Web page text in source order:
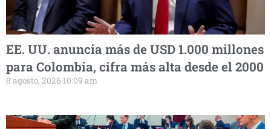
EE. UU. anuncia más de USD 1.000 millones
para Colombia, cifra más alta desde el 2000
8 agosto, 2026 10:09 am